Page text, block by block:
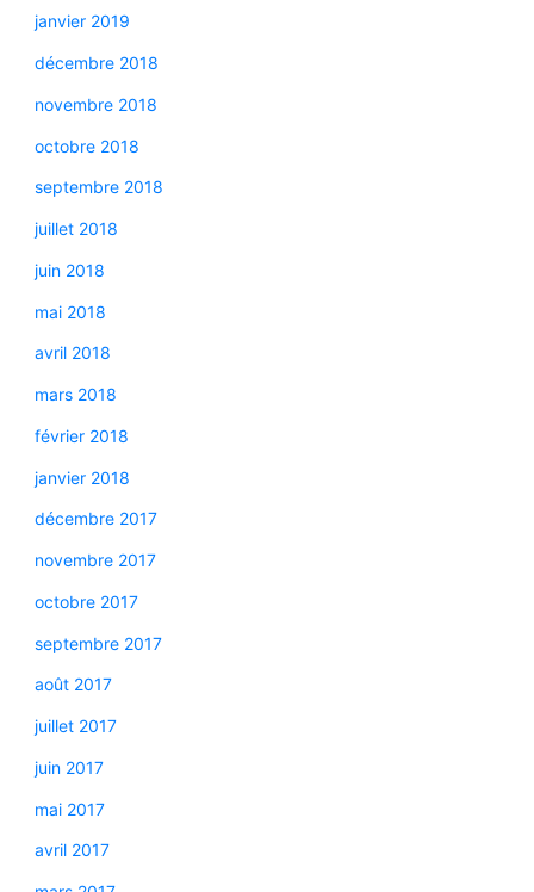
janvier 2019
décembre 2018
novembre 2018
octobre 2018
septembre 2018
juillet 2018
juin 2018
mai 2018
avril 2018
mars 2018
février 2018
janvier 2018
décembre 2017
novembre 2017
octobre 2017
septembre 2017
août 2017
juillet 2017
juin 2017
mai 2017
avril 2017